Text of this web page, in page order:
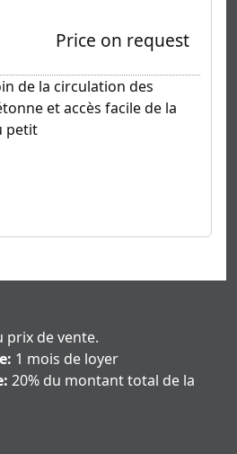
Price on request
de la circulation des
et accès facile de la
petit
prix de vente.
1 mois de loyer
20% du montant total de la